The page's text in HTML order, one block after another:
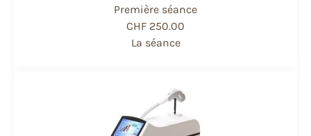
Première séance
CHF 250.00
La séance